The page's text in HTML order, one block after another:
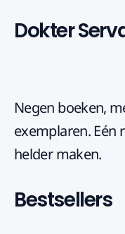
Dokter
Negen boeken,
exemplaren. Eén
helder maken.
Bestsellers